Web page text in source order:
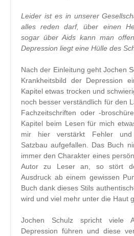
Leider ist es in unserer
alles reden darf, über einen
sogar über Aids kann man
Depression liegt eine Hülle des
Nach der Einleitung geht Jochen
Krankheitsbild der Depression
Kapitel etwas trocken und
noch besser verständlich für den
Fachzeitschriften oder -
Kapitel beim Lesen für mich
mir hier verstärkt Fehler und
Satzbau aufgefallen. Das Buch
immer den Charakter eines
Autor zu Leser an, so stört
Ausdruck ab einem gewissen
Buch dank dieses Stils
wird und viel mehr unter die Haut
Jochen Schulz spricht viele
Depression führen und diese